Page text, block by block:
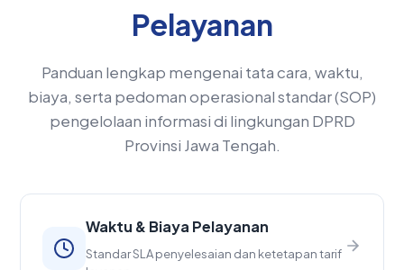
Pelayanan
Panduan lengkap mengenai tata cara, waktu,
biaya, serta pedoman operasional standar (SOP)
pengelolaan informasi di lingkungan DPRD
Provinsi Jawa Tengah.
Waktu & Biaya Pelayanan
Standar SLA penyelesaian dan ketetapan tarif